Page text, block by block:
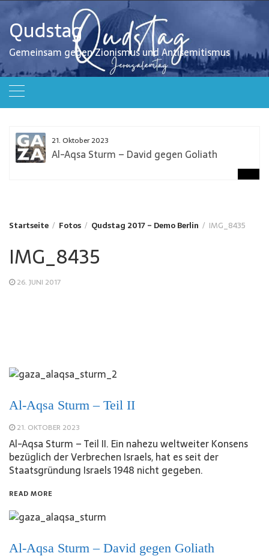
Zum
Inhalt
springen
Qudstag
Gemeinsam gegen Zionismus und Antisemitismus
21. Oktober 2023
Al-Aqsa Sturm – David gegen Goliath
Startseite Fotos Qudstag 2017 – Demo Berlin IMG_8435
IMG_8435
26. JUNI 2017
Al-Aqsa Sturm – Teil II
21. OKTOBER 2023
Al-Aqsa Sturm – Teil II. Ein nahezu weltweiter Konsens
bezüglich der Verbrechen Israels, hat es seit der
Staatsgründung Israels 1948 nicht gegeben.
READ MORE
Al-Aqsa Sturm – David gegen Goliath